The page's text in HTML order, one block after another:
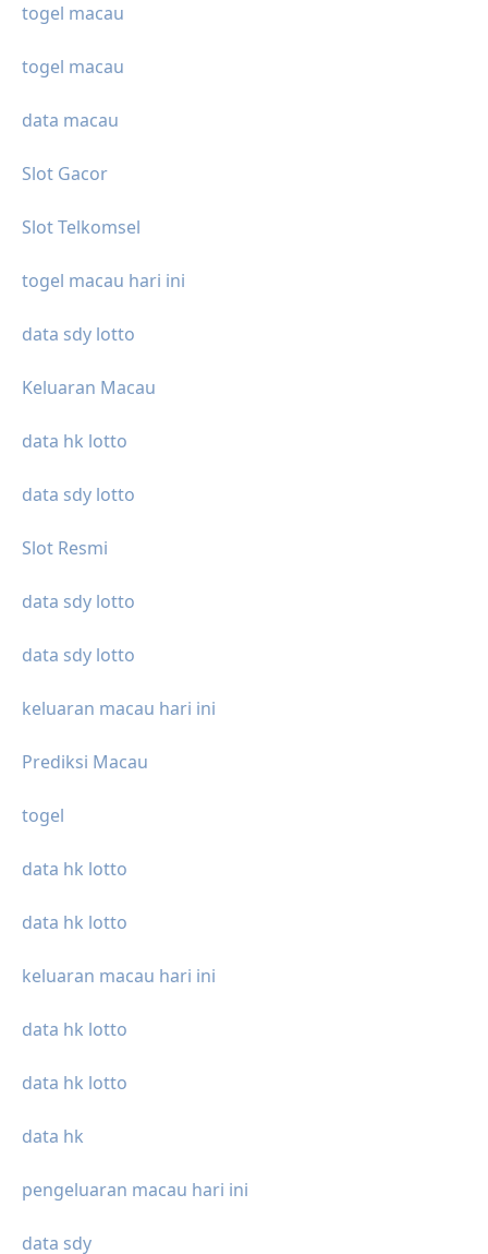
togel macau
togel macau
data macau
Slot Gacor
Slot Telkomsel
togel macau hari ini
data sdy lotto
Keluaran Macau
data hk lotto
data sdy lotto
Slot Resmi
data sdy lotto
data sdy lotto
keluaran macau hari ini
Prediksi Macau
togel
data hk lotto
data hk lotto
keluaran macau hari ini
data hk lotto
data hk lotto
data hk
pengeluaran macau hari ini
data sdy